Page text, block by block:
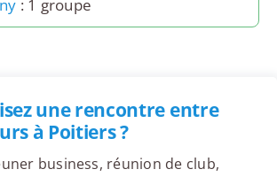
: 1 groupe
une rencontre entre
à Poitiers ?
business, réunion de club,